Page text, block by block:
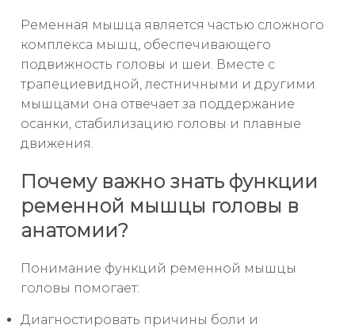
Ременная мышца является частью сложного
комплекса мышц, обеспечивающего
подвижность головы и шеи. Вместе с
трапециевидной, лестничными и другими
мышцами она отвечает за поддержание
осанки, стабилизацию головы и плавные
движения.
Почему важно знать функции
ременной мышцы головы в
анатомии?
Понимание функций ременной мышцы
головы помогает:
Диагностировать причины боли и